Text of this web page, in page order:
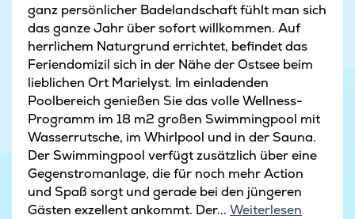
ganz persönlicher Badelandschaft fühlt man sich
das ganze Jahr über sofort willkommen. Auf
herrlichem Naturgrund errichtet, befindet das
Feriendomizil sich in der Nähe der Ostsee beim
lieblichen Ort Marielyst. Im einladenden
Poolbereich genießen Sie das volle Wellness-
Programm im 18 m2 großen Swimmingpool mit
Wasserrutsche, im Whirlpool und in der Sauna.
Der Swimmingpool verfügt zusätzlich über eine
Gegenstromanlage, die für noch mehr Action
und Spaß sorgt und gerade bei den jüngeren
Gästen exzellent ankommt. Der... Weiterlesen